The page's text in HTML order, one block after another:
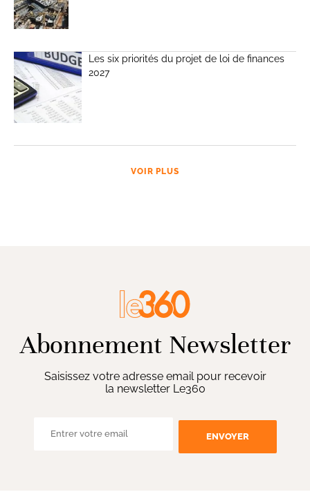
Les six priorités du projet de loi de finances
2027
VOIR PLUS
Abonnement Newsletter
Saisissez votre adresse email pour recevoir
la newsletter Le360
ENVOYER